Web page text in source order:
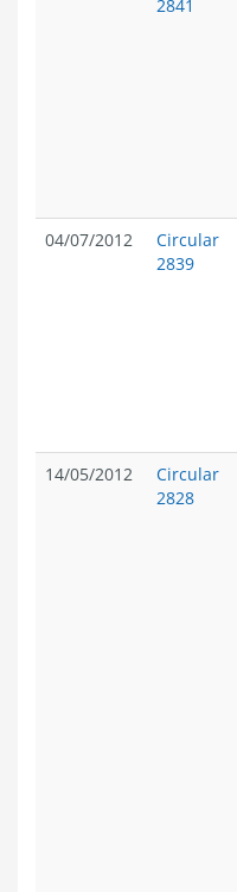
2841
04/07/2012
Circular
2839
14/05/2012
Circular
2828